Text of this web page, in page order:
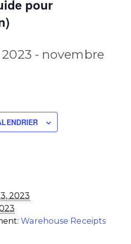
pour
- novembre
2023
Warehouse Receipts